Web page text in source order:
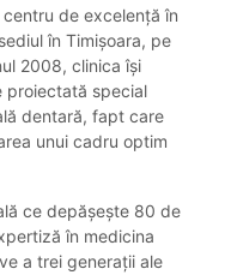
de excelență în
în Timișoara, pe
2008, clinica își
proiectată special
dentară, fapt care
unui cadru optim
ce depășește 80 de
în medicina
a trei generații ale